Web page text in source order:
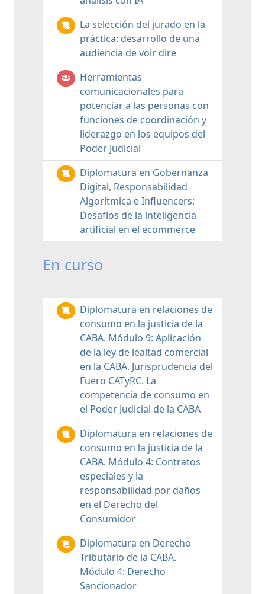
La selección del jurado en la
práctica: desarrollo de una
audiencia de voir dire
Herramientas
comunicacionales para
potenciar a las personas con
funciones de coordinación y
liderazgo en los equipos del
Poder Judicial
Diplomatura en Gobernanza
Digital, Responsabilidad
Algorítmica e Influencers:
Desafíos de la inteligencia
artificial en el ecommerce
En curso
Diplomatura en relaciones de
consumo en la justicia de la
CABA. Módulo 9: Aplicación
de la ley de lealtad comercial
en la CABA. Jurisprudencia del
Fuero CATyRC. La
competencia de consumo en
el Poder Judicial de la CABA
Diplomatura en relaciones de
consumo en la justicia de la
CABA. Módulo 4: Contratos
especiales y la
responsabilidad por daños
en el Derecho del
Consumidor
Diplomatura en Derecho
Tributario de la CABA.
Módulo 4: Derecho
Sancionador